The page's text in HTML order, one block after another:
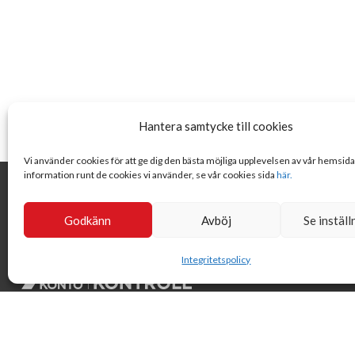
Hantera samtycke till cookies
Vi använder cookies för att ge dig den bästa möjliga upplevelsen av vår
information runt de cookies vi använder, se vår cookies sida här.
Godkänn Avböj Se
Integritetspolicy